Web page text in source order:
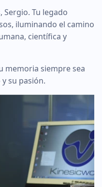
Sergio. Tu legado
iluminando el camino
científica y
memoria siempre sea
su pasión.